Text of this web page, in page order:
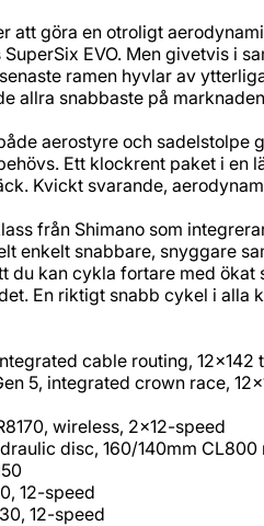
att göra en otroligt
EVO. Men givetvis i
ramen hyvlar av
allra snabbaste på
aerostyre och
Ett klockrent paket i
Kvickt svarande,
från Shimano som
enkelt snabbare, snyggare
du kan cykla fortare med
En riktigt snabb cykel i alla
cable routing,
5, integrated crown race,
wireless, 2x12-speed
disc, 160/140mm CL800
12-speed
12-speed